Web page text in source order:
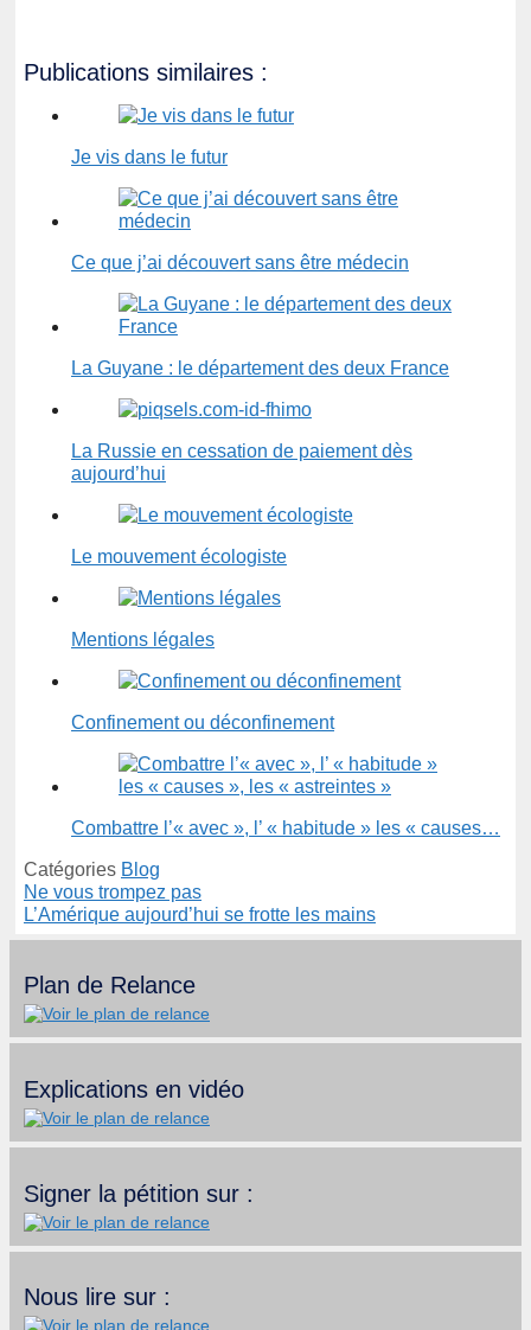
Publications similaires :
Je vis dans le futur
Ce que j’ai découvert sans être médecin
La Guyane : le département des deux France
La Russie en cessation de paiement dès
aujourd’hui
Le mouvement écologiste
Mentions légales
Confinement ou déconfinement
Combattre l’« avec », l’ « habitude » les « causes…
Catégories Blog
Ne vous trompez pas
L’Amérique aujourd’hui se frotte les mains
Plan de Relance
Explications en vidéo
Signer la pétition sur :
Nous lire sur :